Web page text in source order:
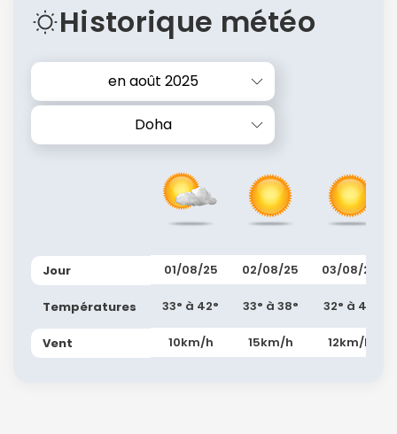
Historique météo
en août 2025
Doha
Jour
Températures
Vent
01/08/25
33° à 42°
10km/h
02/08/25
33° à 38°
15km/h
03/08/25
32° à 41°
12km/h